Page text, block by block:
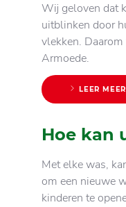
Wij geloven dat
uitblinken door
vlekken.
Armoede.
LEER MEER
Hoe kan
Met elke was,
om een nieuwe
kinderen te